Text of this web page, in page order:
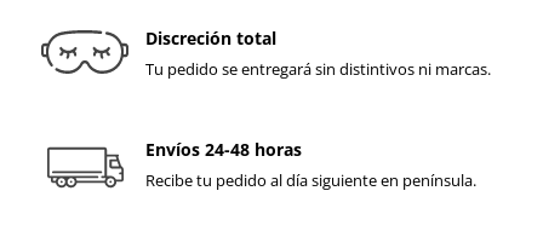
Discreción total
Tu pedido se entregará sin distintivos ni marcas.
Envíos 24-48 horas
Recibe tu pedido al día siguiente en península.